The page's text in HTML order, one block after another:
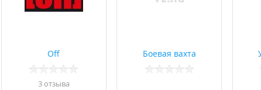
Off
3 отзывa
Боевая вахта